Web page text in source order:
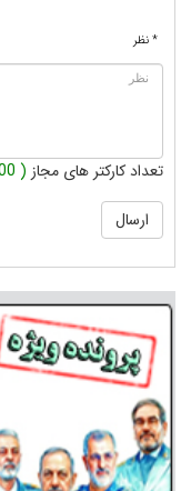
* نظر
تعداد کارکتر های مجاز ( 200 )